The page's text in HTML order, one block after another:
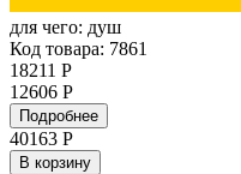
для чего: душ
Код товара: 7861
18211 Р
12606 Р
Подробнее
40163 Р
В корзину